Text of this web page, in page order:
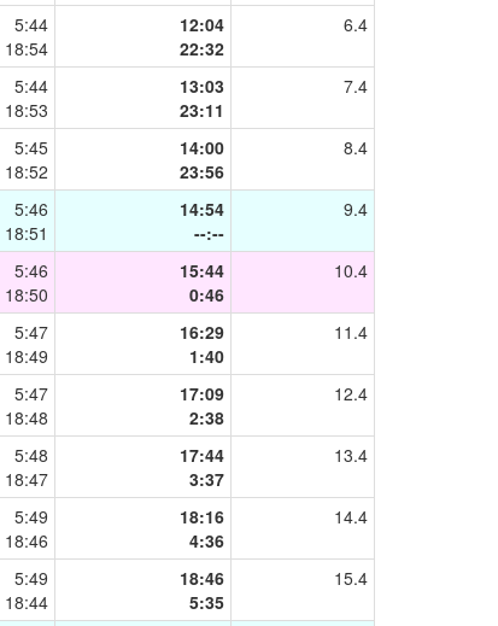
5:44
18:54
12:04
22:32
6.4
5:44
18:53
13:03
23:11
7.4
5:45
18:52
14:00
23:56
8.4
5:46
18:51
14:54
--:--
9.4
5:46
18:50
15:44
0:46
10.4
5:47
18:49
16:29
1:40
11.4
5:47
18:48
17:09
2:38
12.4
5:48
18:47
17:44
3:37
13.4
5:49
18:46
18:16
4:36
14.4
5:49
18:44
18:46
5:35
15.4